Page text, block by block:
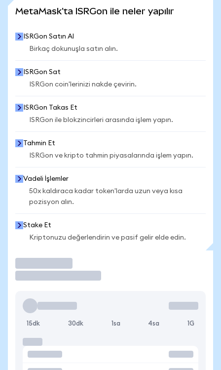
MetaMask'ta ISRGon ile neler yapılır
ISRGon Satın Al
Birkaç dokunuşla satın alın.
ISRGon Sat
ISRGon coin'lerinizi nakde çevirin.
ISRGon Takas Et
ISRGon ile blokzincirleri arasında işlem yapın.
Tahmin Et
ISRGon ve kripto tahmin piyasalarında işlem yapın.
Vadeli İşlemler
50x kaldıraca kadar token'larda uzun veya kısa
pozisyon alın.
Stake Et
Kriptonuzu değerlendirin ve pasif gelir elde edin.
15dk 30dk 1sa 4sa 1G